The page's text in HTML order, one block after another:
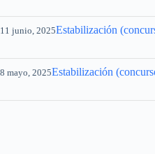
11 junio, 2025Estabilización
8 mayo, 2025Estabilización